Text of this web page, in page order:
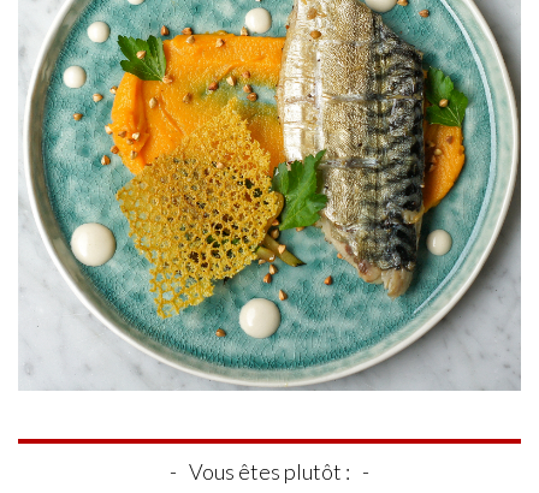
Vous êtes plutôt :